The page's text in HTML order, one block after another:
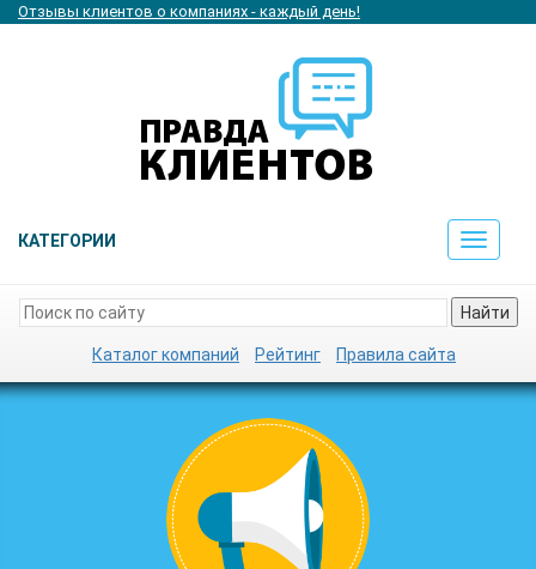
Отзывы клиентов о компаниях - каждый день!
КАТЕГОРИИ
Toggle
Найти
Каталог компаний Рейтинг Правила сайта